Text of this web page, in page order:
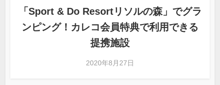
「Sport & Do Resortリソルの森」でグラ
ンピング！カレコ会員特典で利用できる
提携施設
2020年8月27日